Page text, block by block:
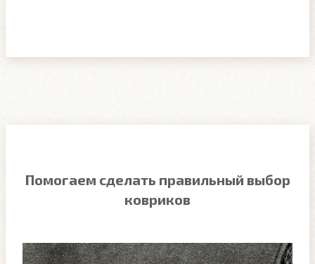
Помогаем сделать правильный выбор
ковриков